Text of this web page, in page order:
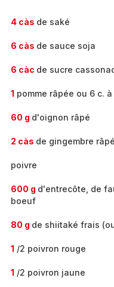
4 càs de saké
6 càs de sauce soja
6 càc de sucre
1 pomme râpée ou 6 c.
60 g d'oignon râpé
2 càs de gingembre râpé
poivre
600 g d'entrecôte, de
boeuf
80 g de shiitaké frais
1 /2 poivron rouge
1 /2 poivron jaune